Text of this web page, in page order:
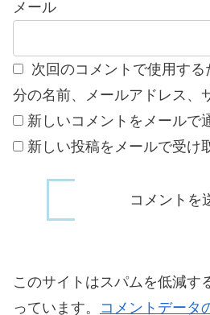
メール
次回のコメントで使用する
分の名前、メールアドレス、
新しいコメントをメールで
新しい投稿をメールで受け
このサイトはスパムを低減す
っています。 コメントデータ